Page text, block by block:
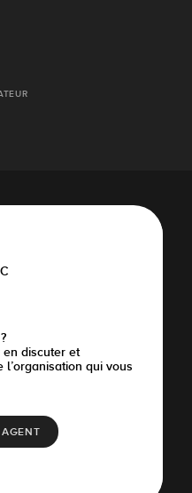
en discuter et
qui vous